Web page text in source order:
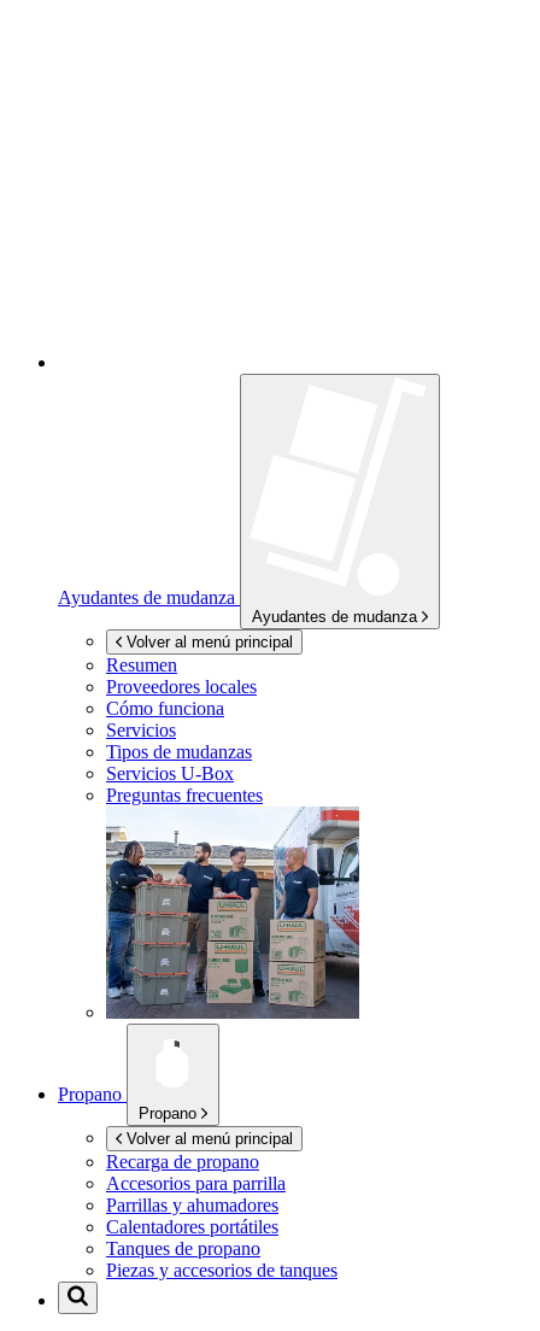
Ayudantes de mudanza
Ayudantes de mudanza
Volver al menú principal
Resumen
Proveedores locales
Cómo funciona
Servicios
Tipos de mudanzas
Servicios U-Box
Preguntas frecuentes
Propano
Propano
Volver al menú principal
Recarga de propano
Accesorios para parrilla
Parrillas y ahumadores
Calentadores portátiles
Tanques de propano
Piezas y accesorios de tanques